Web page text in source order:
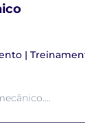
|